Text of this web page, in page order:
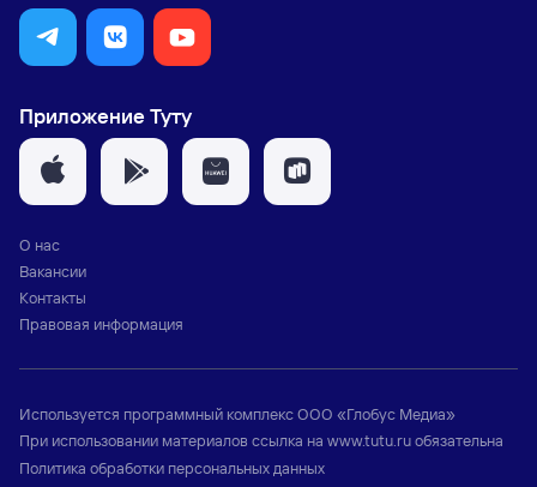
Приложение Туту
О нас
Вакансии
Контакты
Правовая информация
Используется программный комплексООО «Глобус Медиа»
При использовании материалов ссылка на www.tutu.ruобязательна
Политика обработки персональных данных